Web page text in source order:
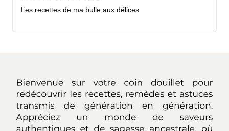
Les recettes de ma bulle aux délices